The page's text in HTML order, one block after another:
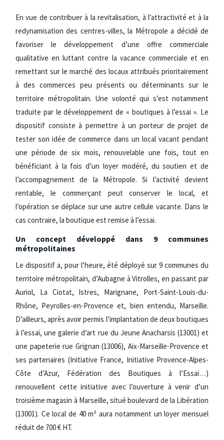
En vue de contribuer à la revitalisation, à l’attractivité et à la
redynamisation des centres-villes, la Métropole a décidé de
favoriser le développement d’une offre commerciale
qualitative en luttant contre la vacance commerciale et en
remettant sur le marché des locaux attribués prioritairement
à des commerces peu présents ou déterminants sur le
territoire métropolitain. Une volonté qui s’est notamment
traduite par le développement de « boutiques à l’essai ». Le
dispositif consiste à permettre à un porteur de projet de
tester son idée de commerce dans un local vacant pendant
une période de six mois, renouvelable une fois, tout en
bénéficiant à la fois d’un loyer modéré, du soutien et de
l’accompagnement de la Métropole. Si l’activité devient
rentable, le commerçant peut conserver le local, et
l’opération se déplace sur une autre cellule vacante. Dans le
cas contraire, la boutique est remise à l’essai.
Un concept développé dans 9 communes
métropolitaines
Le dispositif a, pour l’heure, été déployé sur 9 communes du
territoire métropolitain, d’Aubagne à Vitrolles, en passant par
Auriol, La Ciotat, Istres, Marignane, Port-Saint-Louis-du-
Rhône, Peyrolles-en-Provence et, bien entendu, Marseille.
D’ailleurs, après avoir permis l’implantation de deux boutiques
à l’essai, une galerie d’art rue du Jeune Anacharsis (13001) et
une papeterie rue Grignan (13006), Aix-Marseille-Provence et
ses partenaires (Initiative France, Initiative Provence-Alpes-
Côte d’Azur, Fédération des Boutiques à l’Essai…)
renouvellent cette initiative avec l’ouverture à venir d’un
troisième magasin à Marseille, situé boulevard de la Libération
(13001). Ce local de 40 m² aura notamment un loyer mensuel
réduit de 700 € HT.